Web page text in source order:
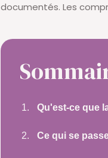
documentés. Les
Qu'est-ce que
Ce qui se